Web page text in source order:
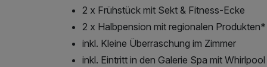
2 x Frühstück mit Sekt & Fitness-Ecke
2 x Halbpension mit regionalen Produkten*
inkl. Kleine Überraschung im Zimmer
inkl. Eintritt in den Galerie Spa mit Whirlpool